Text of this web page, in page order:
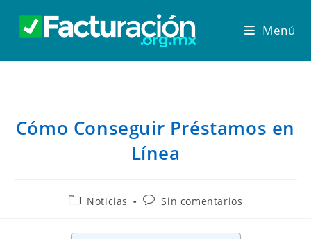
Menú
Cómo Conseguir Préstamos en
Línea
Noticias Sin comentarios